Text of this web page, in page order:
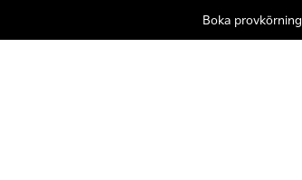
Boka provkörning